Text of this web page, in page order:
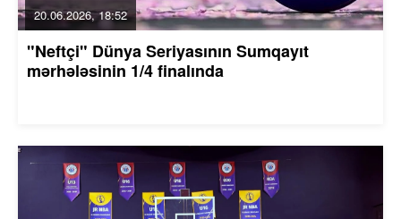
20.06.2026, 18:52
"Neftçi" Dünya Seriyasının Sumqayıt
mərhələsinin 1/4 finalında